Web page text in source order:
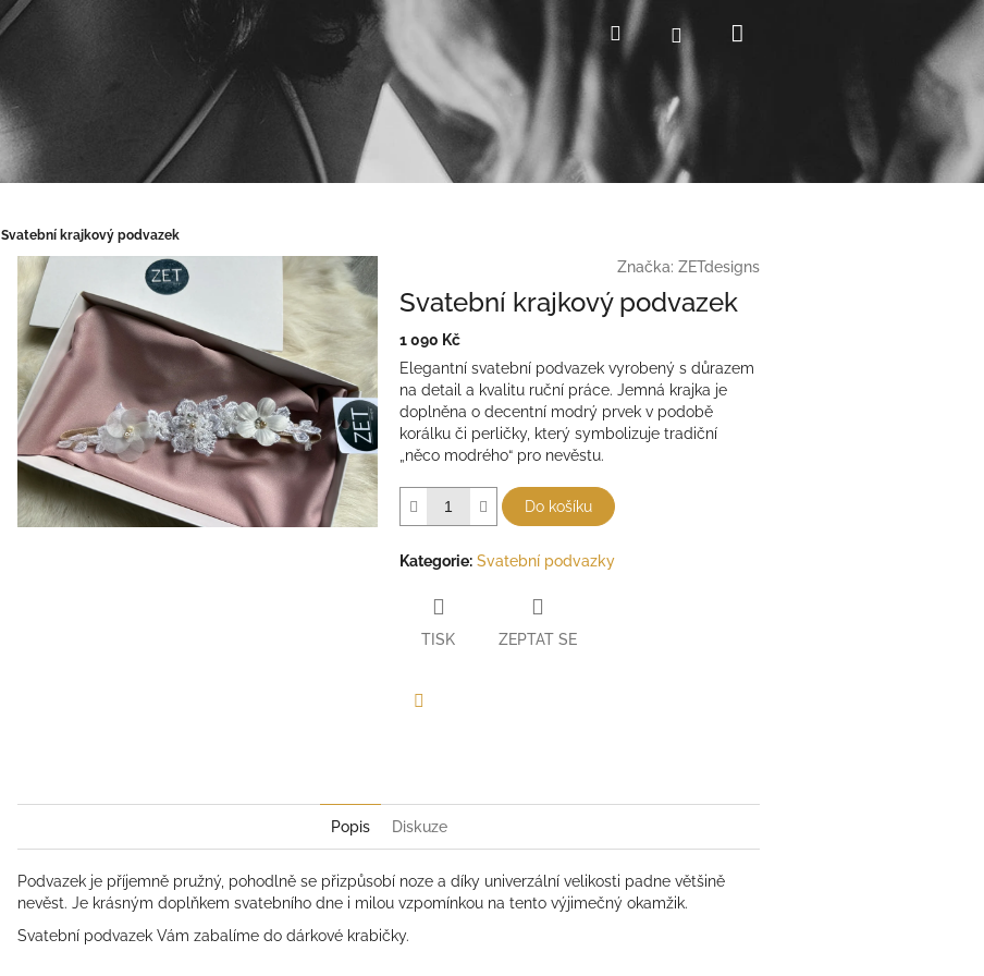
HledatPřihlášení
Svatební krajkový podvazek
Značka: ZETdesigns
Svatební krajkový podvazek
1 090 Kč
Měrná
cena:
Elegantní svatební podvazek vyrobený s důrazem
na detail a kvalitu ruční práce. Jemná krajka je
doplněna o decentní modrý prvek v podobě
korálku či perličky, který symbolizuje tradiční
„něco modrého“ pro nevěstu.
Do košíku
Kategorie: Svatební podvazky
TISK ZEPTAT SE
Popis Diskuze
Podvazek je příjemně pružný, pohodlně se přizpůsobí noze a díky univerzální velikosti padne většině
nevěst. Je krásným doplňkem svatebního dne i milou vzpomínkou na tento výjimečný okamžik.
Svatební podvazek Vám zabalíme do dárkové krabičky.